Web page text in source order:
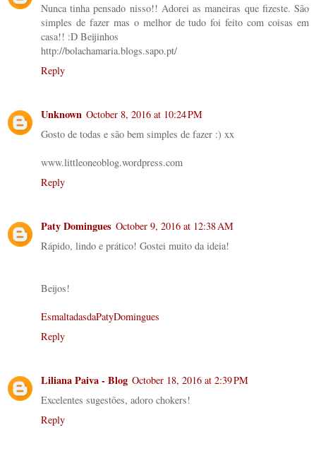
Nunca tinha pensado nisso!! Adorei as maneiras que fizeste. São
simples de fazer mas o melhor de tudo foi feito com coisas em
casa!! :D Beijinhos
http://bolachamaria.blogs.sapo.pt/
Reply
Unknown October 8, 2016 at 10:24 PM
Gosto de todas e são bem simples de fazer :) xx
www.littleoneoblog.wordpress.com
Reply
Paty Domingues October 9, 2016 at 12:38 AM
Rápido, lindo e prático! Gostei muito da ideia!
Beijos!
EsmaltadasdaPatyDomingues
Reply
Liliana Paiva - Blog October 18, 2016 at 2:39 PM
Excelentes sugestões, adoro chokers!
Reply